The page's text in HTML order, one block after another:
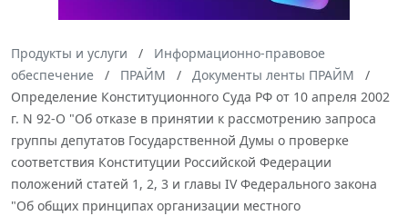
Продукты и услуги
Информационно-правовое
обеспечение
ПРАЙМ
Документы ленты ПРАЙМ
Определение Конституционного Суда РФ от 10 апреля 2002
г. N 92-О "Об отказе в принятии к рассмотрению запроса
группы депутатов Государственной Думы о проверке
соответствия Конституции Российской Федерации
положений статей 1, 2, 3 и главы IV Федерального закона
"Об общих принципах организации местного